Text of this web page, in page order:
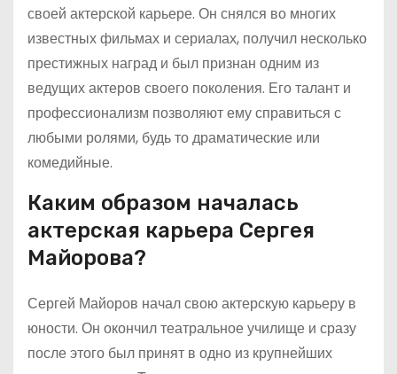
своей актерской карьере. Он снялся во многих
известных фильмах и сериалах, получил несколько
престижных наград и был признан одним из
ведущих актеров своего поколения. Его талант и
профессионализм позволяют ему справиться с
любыми ролями, будь то драматические или
комедийные.
Каким образом началась
актерская карьера Сергея
Майорова?
Сергей Майоров начал свою актерскую карьеру в
юности. Он окончил театральное училище и сразу
после этого был принят в одно из крупнейших